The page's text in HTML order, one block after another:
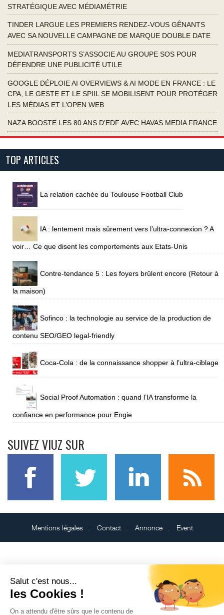
Salut c'est nous...
les Cookies !
On a attendu d'être sûrs que le contenu de
STRATÉGIQUE AVEC MÉDIAMÉTRIE
TINDER LARGUE LES PREMIERS RENDEZ-VOUS GÊNANTS
AVEC SA NOUVELLE CAMPAGNE DE MARQUE DOUBLE DATE
MEDIATRANSPORTS S’ASSOCIE AU GROUPE SOS POUR
DÉFENDRE UNE PUBLICITÉ UTILE
GOOGLE DÉPLOIE AI OVERVIEWS & AI MODE EN FRANCE : LE
CPA, LE GESTE ET LE SPIIL SE MOBILISENT POUR PROTÉGER
LES MÉDIAS ET L’OPEN WEB
NAZA BOOSTE LES 80 ANS D’EDF AVEC HAVAS MEDIA FRANCE
TOP ARTICLES
La relation cachée du Toulouse Football Club
IA : lentement mais sûrement vers l’ultra-connexion ? A
voir… Ce que disent les comportements aux Etats-Unis
Contre-tendance 5 : Les foyers brûlent encore (Retour à
la maison)
Sofinco : la technologie au service de la production de
contenu SEO/GEO legal-friendly
Coca-Cola : de la connaissance shopper à l’ultra-ciblage
Social Proof Automation : quand l’IA transforme la
confiance en performance pour Engie
SUIVEZ VIUZ SUR
Mentions légales Contact Annonce Event